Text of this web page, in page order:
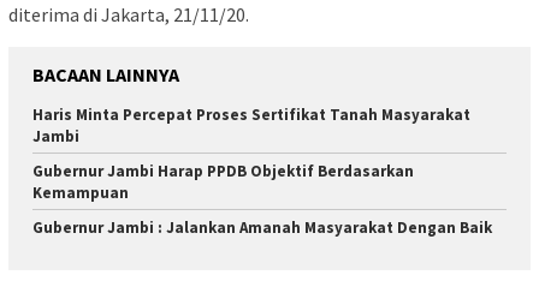
diterima di Jakarta, 21/11/20.
BACAAN LAINNYA
Haris Minta Percepat Proses Sertifikat Tanah Masyarakat
Jambi
Gubernur Jambi Harap PPDB Objektif Berdasarkan
Kemampuan
Gubernur Jambi : Jalankan Amanah Masyarakat Dengan Baik